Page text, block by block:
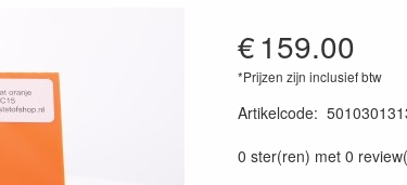
€159.00
*Prijzen zijn inclusief btw
Artikelcode:
0 ster(ren) met 0